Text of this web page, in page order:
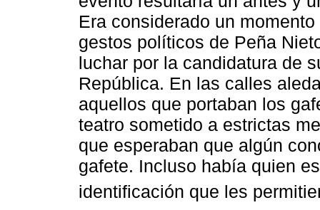
Era considerado un
gestos políticos de Peña
luchar por la candidatura de
República. En las calles
aquellos que portaban los
teatro sometido a estrictas
que esperaban que algún
gafete. Incluso había quien
identificación que les